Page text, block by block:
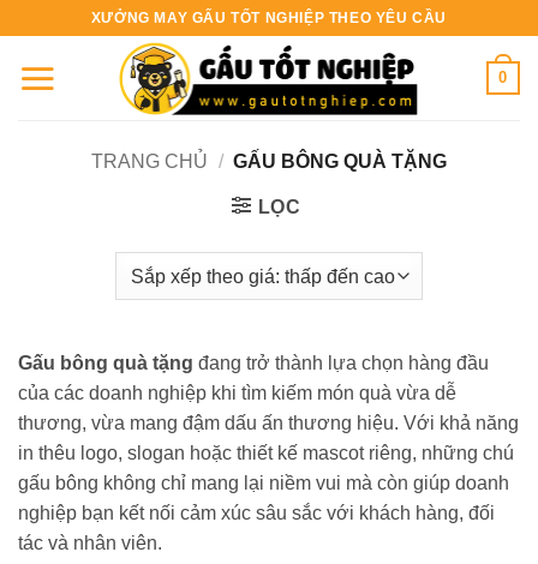
nội
XƯỞNG MAY GẤU TỐT NGHIỆP THEO YÊU CẦU
0
TRANG CHỦ / GẤU BÔNG QUÀ TẶNG
LỌC
Gấu bông quà tặng đang trở thành lựa chọn hàng đầu
của các doanh nghiệp khi tìm kiếm món quà vừa dễ
thương, vừa mang đậm dấu ấn thương hiệu. Với khả năng
in thêu logo, slogan hoặc thiết kế mascot riêng, những chú
gấu bông không chỉ mang lại niềm vui mà còn giúp doanh
nghiệp bạn kết nối cảm xúc sâu sắc với khách hàng, đối
tác và nhân viên.